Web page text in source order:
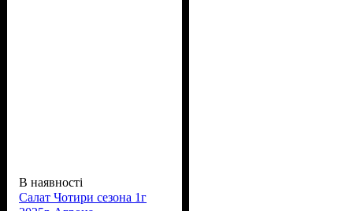
В наявності
Салат Чотири сезона 1г